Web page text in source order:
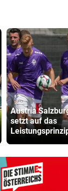
Austria
setzt auf das